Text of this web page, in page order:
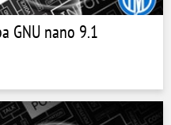
GNU nano 9.1